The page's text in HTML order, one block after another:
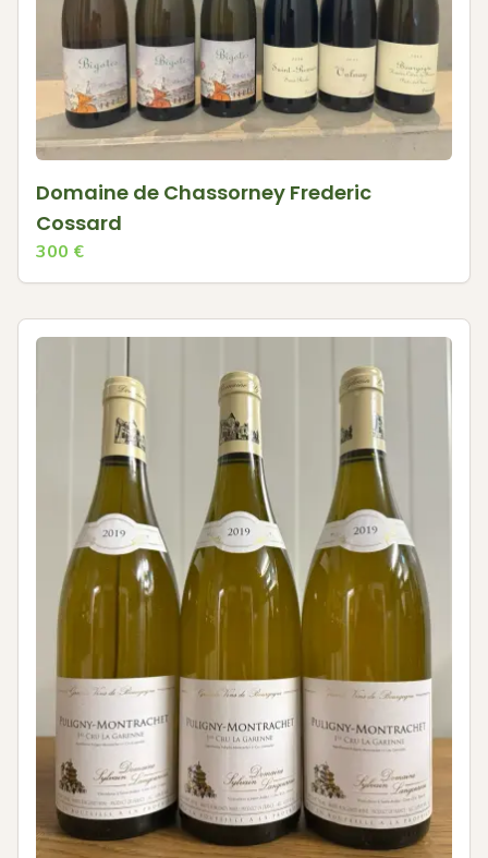
Domaine de Chassorney Frederic
Cossard
300 €